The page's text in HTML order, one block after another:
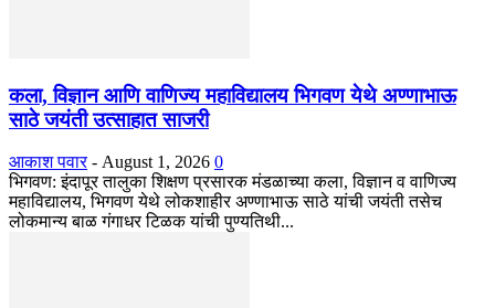
कला, विज्ञान आणि वाणिज्य महाविद्यालय भिगवण येथे अण्णाभाऊ
साठे जयंती उत्साहात साजरी
आकाश पवार - August 1, 2026 0
भिगवण: इंदापूर तालुका शिक्षण प्रसारक मंडळाच्या कला, विज्ञान व वाणिज्य
महाविद्यालय, भिगवण येथे लोकशाहीर अण्णाभाऊ साठे यांची जयंती तसेच
लोकमान्य बाळ गंगाधर टिळक यांची पुण्यतिथी...